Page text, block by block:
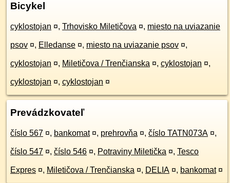
Bicykel
cyklostojan ¤, Trhovisko Miletičova ¤, miesto na uviazanie
psov ¤, Elledanse ¤, miesto na uviazanie psov ¤,
cyklostojan ¤, Miletičova / Trenčianska ¤, cyklostojan ¤,
cyklostojan ¤, cyklostojan ¤
Prevádzkovateľ
číslo 567 ¤, bankomat ¤, prehrovňa ¤, číslo TATN073A ¤,
číslo 547 ¤, číslo 546 ¤, Potraviny Miletička ¤, Tesco
Expres ¤, Miletičova / Trenčianska ¤, DELIA ¤, bankomat ¤